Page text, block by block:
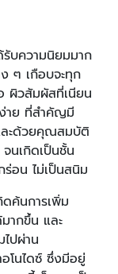
รับความนิยมมาก
ๆ เกือบจะทุก
ผิวสัมผัสที่เนียน
ง่าย ที่สำคัญมี
ละด้วยคุณสมบัติ
นเกิดเป็นชั้น
อน ไม่เป็นสนิม
ค้นการเพิ่ม
ากขึ้น และ
ปผ่าน
อโนไดซ์ ซึ่งมีอยู่